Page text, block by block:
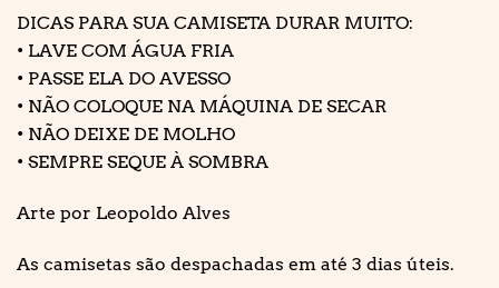
DICAS PARA SUA CAMISETA DURAR MUITO:
• LAVE COM ÁGUA FRIA
• PASSE ELA DO AVESSO
• NÃO COLOQUE NA MÁQUINA DE SECAR
• NÃO DEIXE DE MOLHO
• SEMPRE SEQUE À SOMBRA
Arte por Leopoldo Alves
As camisetas são despachadas em até 3 dias úteis.